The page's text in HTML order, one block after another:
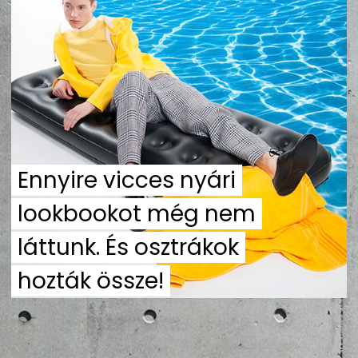
ZENE
MÉDIAAJÁNLAT
IMPRESSZUM
PR-ARCHÍVUM
ADATKEZELÉSI TÁJÉKOZTATÓ
Ennyire vicces nyári
lookbookot még nem
láttunk. És osztrákok
hozták össze!